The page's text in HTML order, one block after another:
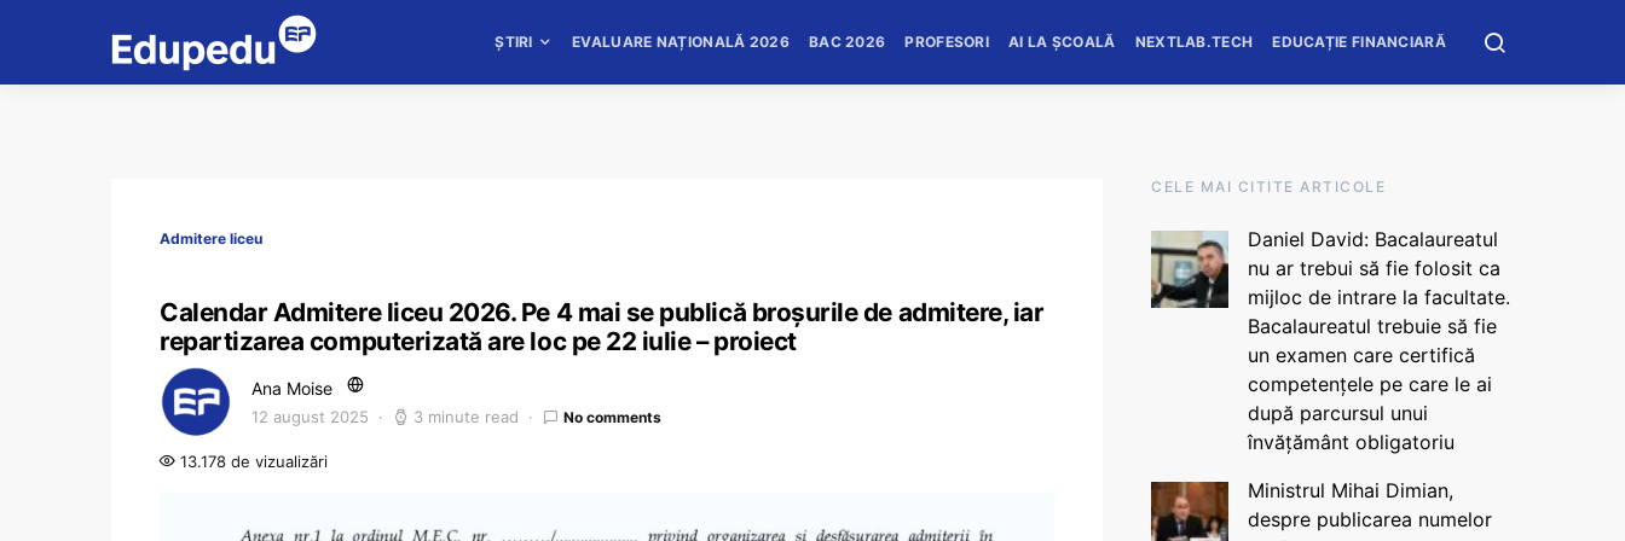
ȘTIRI EVALUARE NAȚIONALĂ 2026 BAC 2026 PROFESORI AI LA ȘCOALĂ NEXTLAB.TECH EDUCAȚIE FINANCIARĂ
Admitere liceu
Calendar Admitere liceu 2026. Pe 4 mai se publică broșurile de admitere, iar
repartizarea computerizată are loc pe 22 iulie – proiect
Ana Moise
12 august 2025 3 minute read No comments
13.178 de vizualizări
CELE MAI CITITE ARTICOLE
Daniel David: Bacalaureatul
nu ar trebui să fie folosit ca
mijloc de intrare la facultate.
Bacalaureatul trebuie să fie
un examen care certifică
competențele pe care le ai
după parcursul unui
învățământ obligatoriu
Ministrul Mihai Dimian,
despre publicarea numelor